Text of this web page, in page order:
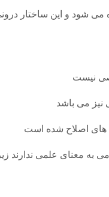
می شود و این ساختار
نیست
می باشد
های اصلاح شده است
معنای علمی ندارند